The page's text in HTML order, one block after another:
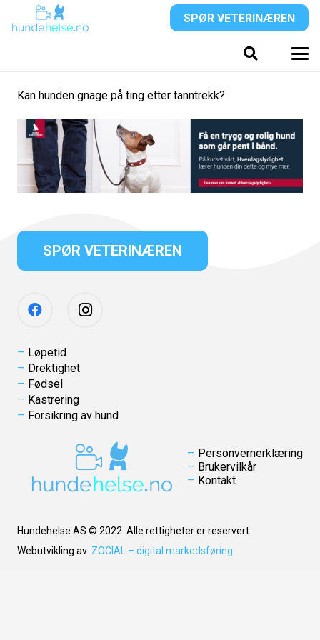
SPØR VETERINÆREN
Kan hunden gnage på ting etter tanntrekk?
SPØR VETERINÆREN
Løpetid
Drektighet
Fødsel
Kastrering
Forsikring av hund
Personvernerklæring
Brukervilkår
Kontakt
Hundehelse AS © 2022. Alle rettigheter er reservert.
Webutvikling av: ZOCIAL – digital markedsføring